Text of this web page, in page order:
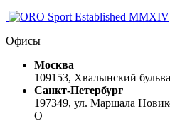
Established MMXIV
Офисы
Москва
109153, Хвалынский
Санкт-Петербург
197349, ул. Маршала
О